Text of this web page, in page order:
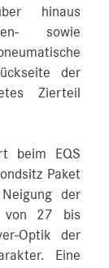
hinaus
sowie
der
Zierteil
beim EQS
Paket
der
von 27 bis
Optik der
Eine